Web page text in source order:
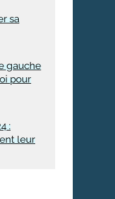
le monde
sa
gauche
pour
:
leur